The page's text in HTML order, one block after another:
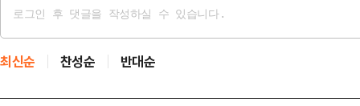
최신순 찬성순 반대순